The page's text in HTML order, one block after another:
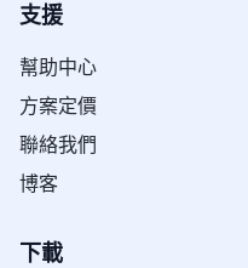
支援
幫助中心
方案定價
聯絡我們
博客
下載